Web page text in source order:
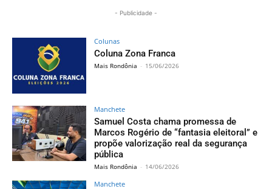
- Publicidade -
Colunas
Coluna Zona Franca
Mais Rondônia - 15/06/2026
Manchete
Samuel Costa chama promessa de
Marcos Rogério de “fantasia eleitoral” e
propõe valorização real da segurança
pública
Mais Rondônia - 14/06/2026
Manchete